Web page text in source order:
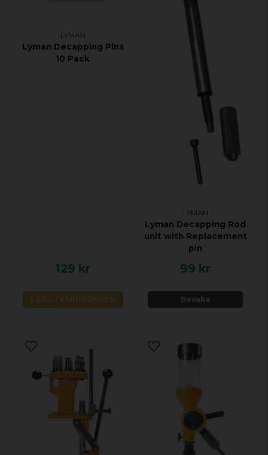
LYMAN
Lyman Decapping Pins
10 Pack
129 kr
LÄGG I VARUKORGEN
LYMAN
Lyman Decapping Rod
unit with Replacement
pin
99 kr
Bevaka
Mycket mer effektiv än traditionella